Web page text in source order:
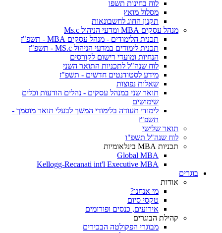
לוח בחינות תשפו
מסלול מואץ
תקנון החוג לחשבונאות
מנהל עסקים MBA ומדעי הניהול Ms.c
תכנית הלימודים - מנהל עסקים MBA - תשפ"ז
תכנית לימודים במדעי הניהול MS.c - תשפ"ז
הנחיות ומועדי רישום לקורסים
לוח שנה"ל לתכניות התואר השני
מידע לסטודנטים חדשים - תשפ"ז
שאלות נפוצות
תואר שני במנהל עסקים - נהלים הודעות וכלים
שימושים
לימודי תעודה בלימודי המשך לבעלי תואר מוסמך -
תשפ"ז
תואר שלישי
לוח שנה"ל תשפ"ו
תכניות MBA בינלאומיות
Global MBA
Kellogg-Recanati int'l Executive MBA
בוגרים
אודות
מי אנחנו?
טקסי סיום
אירועים, כנסים ופורומים
קהילת הבוגרים
מבוגרי הפקולטה הבכירים